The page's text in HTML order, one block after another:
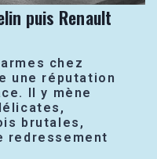
puis Renault
chez
une réputation
Il y mène
brutales,
redressement